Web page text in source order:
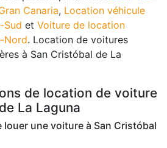
Canaria, Location véhicule
Sud et Voiture de location
Nord. Location de voitures
à San Cristóbal de La
de location de voiture
La Laguna
louer une voiture à San Cristóbal